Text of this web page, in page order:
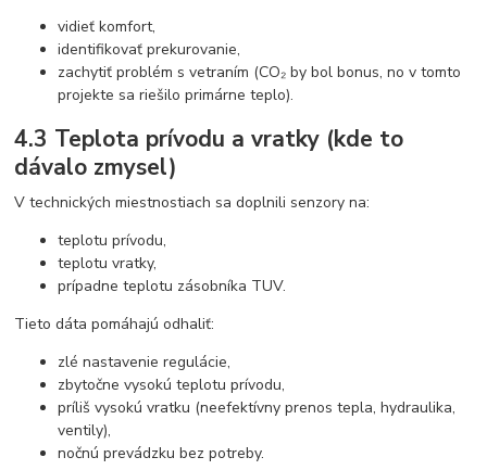
vidieť komfort,
identifikovať prekurovanie,
zachytiť problém s vetraním (CO₂ by bol bonus, no v tomto
projekte sa riešilo primárne teplo).
4.3 Teplota prívodu a vratky (kde to
dávalo zmysel)
V technických miestnostiach sa doplnili senzory na:
teplotu prívodu,
teplotu vratky,
prípadne teplotu zásobníka TUV.
Tieto dáta pomáhajú odhaliť:
zlé nastavenie regulácie,
zbytočne vysokú teplotu prívodu,
príliš vysokú vratku (neefektívny prenos tepla, hydraulika,
ventily),
nočnú prevádzku bez potreby.